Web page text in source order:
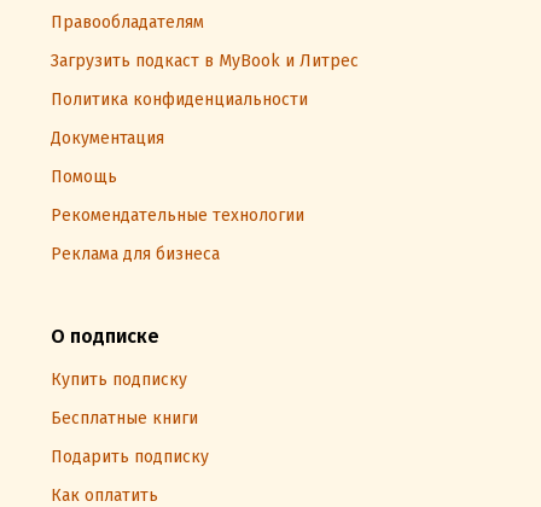
Правообладателям
Загрузить подкаст в MyBook и Литрес
Политика конфиденциальности
Документация
Помощь
Рекомендательные технологии
Реклама для бизнеса
О подписке
Купить подписку
Бесплатные книги
Подарить подписку
Как оплатить